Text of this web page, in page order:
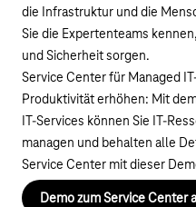
die Infrastruktur und die
Sie die Expertenteams
und Sicherheit sorgen.
Service Center für Managed
Produktivität erhöhen: Mit
IT-Services können Sie IT-
managen und behalten alle
Service Center mit dieser
Demo zum Service Center